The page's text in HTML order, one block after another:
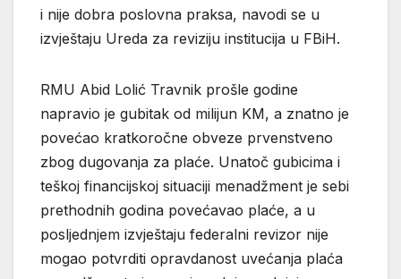
i nije dobra poslovna praksa, navodi se u
izvještaju Ureda za reviziju institucija u FBiH.
RMU Abid Lolić Travnik prošle godine
napravio je gubitak od milijun KM, a znatno je
povećao kratkoročne obveze prvenstveno
zbog dugovanja za plaće. Unatoč gubicima i
teškoj financijskoj situaciji menadžment je sebi
prethodnih godina povećavao plaće, a u
posljednjem izvještaju federalni revizor nije
mogao potvrditi opravdanost uvećanja plaća